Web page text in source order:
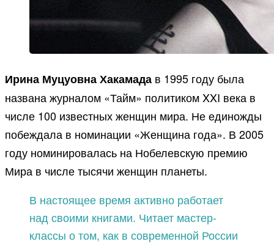
Ирина Муцуовна Хакамада в 1995 году была
названа журналом «Тайм» политиком XXI века в
числе 100 известных женщин мира. Не единожды
побеждала в номинации «Женщина года». В 2005
году номинировалась на Нобелевскую премию
Мира в числе тысячи женщин планеты.
В настоящее время активно работает
над своими книгами. Читает мастер-
классы о том, как в современной России